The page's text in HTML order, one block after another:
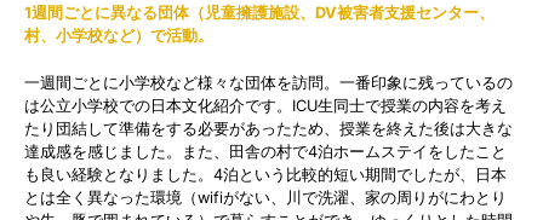
1週間ごとに異なる団体（児童擁護施設、DV被害者支援センター、
村、小学校など）で活動。
一週間ごとに小学校など様々な団体を訪問。一番印象に残っているの
は公立小学校での日本文化紹介です。ICU生同士で授業の内容を考え
たり団結して準備をする必要があったため、授業を終えた後は大きな
達成感を感じました。また、田舎の村で4泊ホームステイをしたこと
も良い経験となりました。4泊という比較的短い期間でしたが、日本
とは全く異なった環境（wifiがない、川で洗濯、家の周りがにわとり